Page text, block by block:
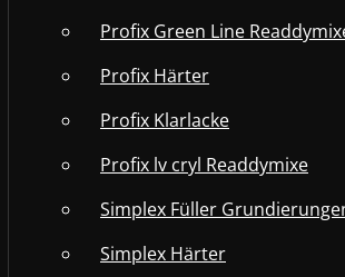
Profix Green Line
Profix Härter
Profix Klarlacke
Profix lv cryl Readdymixe
Simplex Füller
Simplex Härter